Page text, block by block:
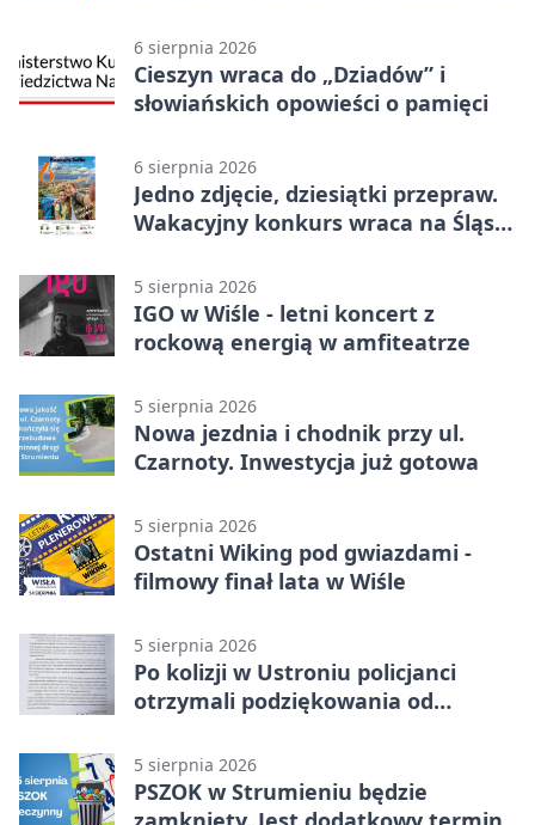
6 sierpnia 2026
Cieszyn wraca do „Dziadów” i
słowiańskich opowieści o pamięci
6 sierpnia 2026
Jedno zdjęcie, dziesiątki przepraw.
Wakacyjny konkurs wraca na Śląsk
5 sierpnia 2026
IGO w Wiśle - letni koncert z
rockową energią w amfiteatrze
5 sierpnia 2026
Nowa jezdnia i chodnik przy ul.
Czarnoty. Inwestycja już gotowa
5 sierpnia 2026
Ostatni Wiking pod gwiazdami -
filmowy finał lata w Wiśle
5 sierpnia 2026
Po kolizji w Ustroniu policjanci
otrzymali podziękowania od
5 sierpnia 2026
PSZOK w Strumieniu będzie